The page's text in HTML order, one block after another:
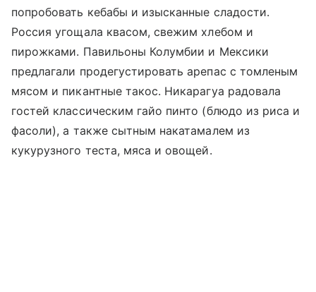
попробовать кебабы и изысканные сладости.
Россия угощала квасом, свежим хлебом и
пирожками. Павильоны Колумбии и Мексики
предлагали продегустировать арепас с томленым
мясом и пикантные такос. Никарагуа радовала
гостей классическим гайо пинто (блюдо из риса и
фасоли), а также сытным накатамалем из
кукурузного теста, мяса и овощей.